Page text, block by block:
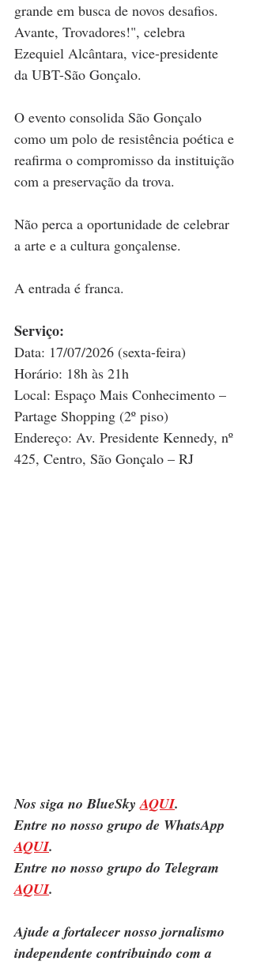
grande em busca de novos desafios.
Avante, Trovadores!", celebra
Ezequiel Alcântara, vice-presidente
da UBT-São Gonçalo.
O evento consolida São Gonçalo
como um polo de resistência poética e
reafirma o compromisso da instituição
com a preservação da trova.
Não perca a oportunidade de celebrar
a arte e a cultura gonçalense.
A entrada é franca.
Serviço:
Data: 17/07/2026 (sexta-feira)
Horário: 18h às 21h
Local: Espaço Mais Conhecimento –
Partage Shopping (2º piso)
Endereço: Av. Presidente Kennedy, nº
425, Centro, São Gonçalo – RJ
Nos siga no BlueSky AQUI.
Entre no nosso grupo de WhatsApp
AQUI.
Entre no nosso grupo do Telegram
AQUI.
Ajude a fortalecer nosso jornalismo
independente contribuindo com a